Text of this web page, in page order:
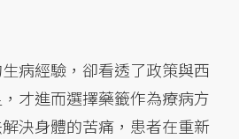
病經驗，卻看透了政策與西
才進而選擇藥籤作為療病方
決身體的苦痛，患者在重新